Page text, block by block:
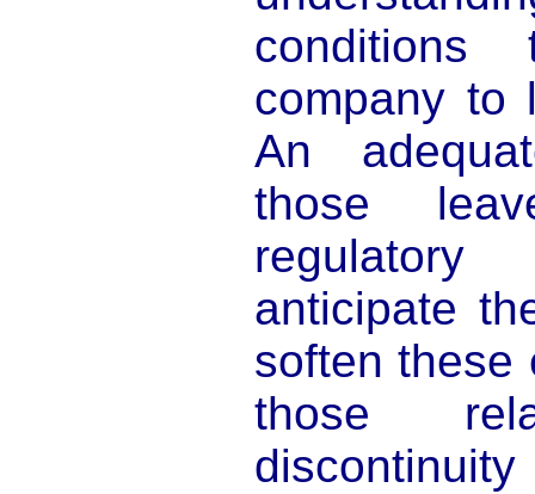
company to
An
those
anticipate
soften these
those